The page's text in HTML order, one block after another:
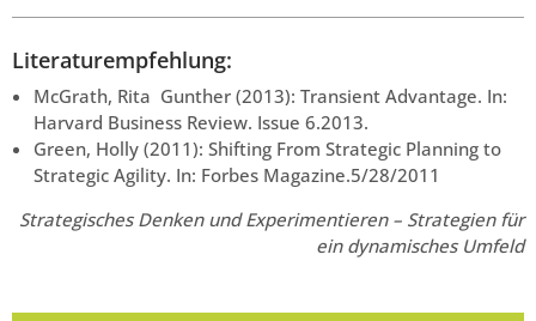
Literaturempfehlung:
McGrath, Rita Gunther (2013): Transient Advantage. In:
Harvard Business Review. Issue 6.2013.
Green, Holly (2011): Shifting From Strategic Planning to
Strategic Agility. In: Forbes Magazine.5/28/2011
Strategisches Denken und Experimentieren – Strategien für
ein dynamisches Umfeld